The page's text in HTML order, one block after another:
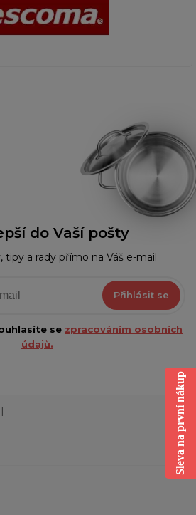
do Vaší pošty
tipy a rady přímo na Váš e-mail
Přihlásit se
se zpracováním osobních
údajů.
Sleva na první nákup